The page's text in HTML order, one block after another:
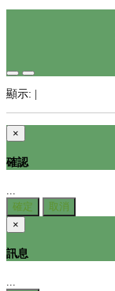
顯示: |
×
確認
確定
取消
×
訊息
...